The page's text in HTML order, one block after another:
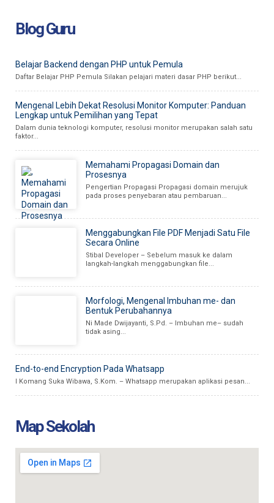
Blog Guru
Belajar Backend dengan PHP untuk Pemula
Daftar Belajar PHP Pemula Silakan pelajari materi dasar PHP berikut...
Mengenal Lebih Dekat Resolusi Monitor Komputer: Panduan
Lengkap untuk Pemilihan yang Tepat
Dalam dunia teknologi komputer, resolusi monitor merupakan salah satu
faktor...
Memahami Propagasi Domain dan
Prosesnya
Pengertian Propagasi Propagasi domain merujuk
pada proses penyebaran atau pembaruan...
Menggabungkan File PDF Menjadi Satu File
Secara Online
Stibal Developer – Sebelum masuk ke dalam
langkah-langkah menggabungkan file...
Morfologi, Mengenal Imbuhan me- dan
Bentuk Perubahannya
Ni Made Dwijayanti, S.Pd. – Imbuhan me– sudah
tidak asing...
End-to-end Encryption Pada Whatsapp
I Komang Suka Wibawa, S.Kom. – Whatsapp merupakan aplikasi pesan...
Map Sekolah